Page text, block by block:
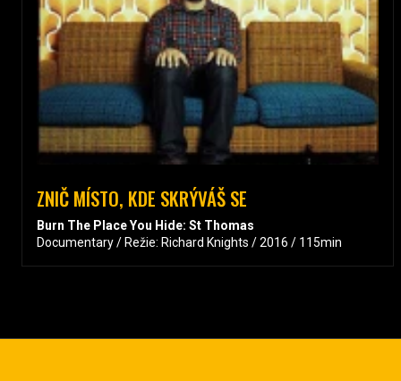
ZNIČ MÍSTO, KDE SKRÝVÁŠ SE
Burn The Place You Hide: St Thomas
Documentary / Režie: Richard Knights / 2016 / 115min